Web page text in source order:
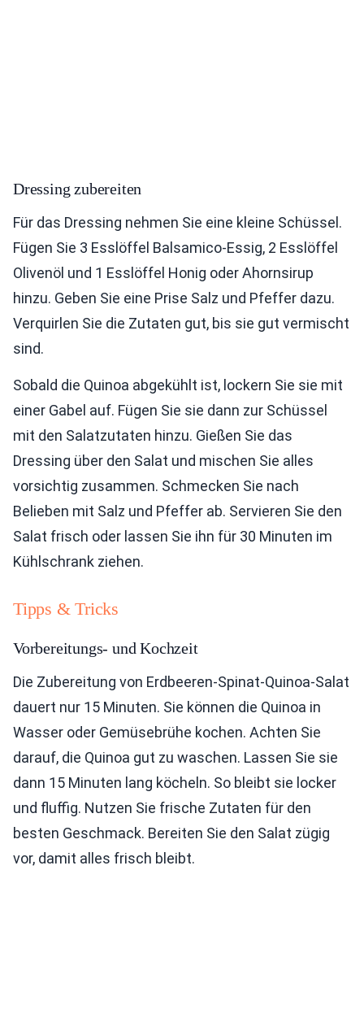
Dressing zubereiten
Für das Dressing nehmen Sie eine kleine Schüssel.
Fügen Sie 3 Esslöffel Balsamico-Essig, 2 Esslöffel
Olivenöl und 1 Esslöffel Honig oder Ahornsirup
hinzu. Geben Sie eine Prise Salz und Pfeffer dazu.
Verquirlen Sie die Zutaten gut, bis sie gut vermischt
sind.
Sobald die Quinoa abgekühlt ist, lockern Sie sie mit
einer Gabel auf. Fügen Sie sie dann zur Schüssel
mit den Salatzutaten hinzu. Gießen Sie das
Dressing über den Salat und mischen Sie alles
vorsichtig zusammen. Schmecken Sie nach
Belieben mit Salz und Pfeffer ab. Servieren Sie den
Salat frisch oder lassen Sie ihn für 30 Minuten im
Kühlschrank ziehen.
Tipps & Tricks
Vorbereitungs- und Kochzeit
Die Zubereitung von Erdbeeren-Spinat-Quinoa-Salat
dauert nur 15 Minuten. Sie können die Quinoa in
Wasser oder Gemüsebrühe kochen. Achten Sie
darauf, die Quinoa gut zu waschen. Lassen Sie sie
dann 15 Minuten lang köcheln. So bleibt sie locker
und fluffig. Nutzen Sie frische Zutaten für den
besten Geschmack. Bereiten Sie den Salat zügig
vor, damit alles frisch bleibt.